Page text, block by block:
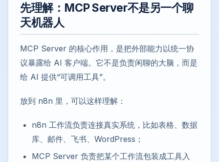
先理解：MCP Server不是另一个聊
天机器人
MCP Server 的核心作用，是把外部能力以统一协
议暴露给 AI 客户端。它不是负责闲聊的大脑，而是
给 AI 提供“可调用工具”。
放到 n8n 里，可以这样理解：
n8n 工作流负责连接真实系统，比如表格、数据
库、邮件、飞书、WordPress；
MCP Server 负责把某个工作流包装成工具入